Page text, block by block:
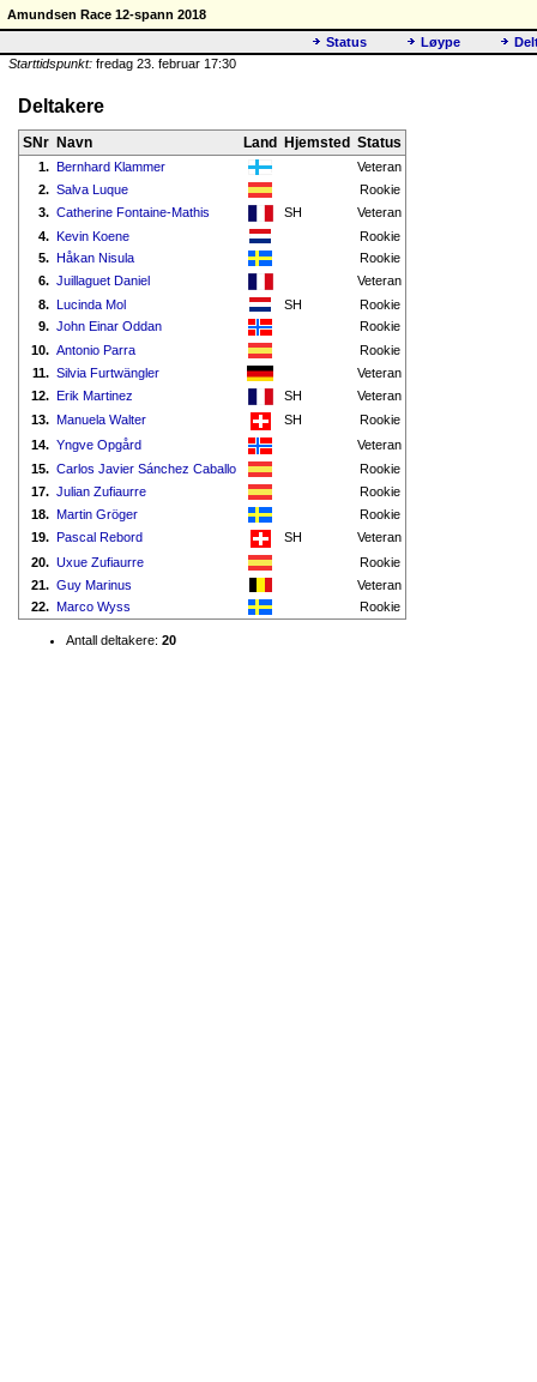
Amundsen Race 12-spann 2018
Status
Løype
Starttidspunkt: fredag 23. februar 17:30
Deltakere
SNr Navn Land Hjemsted Status
1. Bernhard Klammer
Veteran
2. Salva Luque
Rookie
3. Catherine Fontaine-Mathis SH
Veteran
4. Kevin Koene
Rookie
5. Håkan Nisula
Rookie
6. Juillaguet Daniel
Veteran
8. Lucinda Mol SH
Rookie
9. John Einar Oddan
Rookie
10. Antonio Parra
Rookie
11. Silvia Furtwängler
Veteran
12. Erik Martinez SH
Veteran
13. Manuela Walter SH
Rookie
14. Yngve Opgård
Veteran
15. Carlos Javier Sánchez Caballo
Rookie
17. Julian Zufiaurre
Rookie
18. Martin Gröger
Rookie
19. Pascal Rebord SH
Veteran
20. Uxue Zufiaurre
Rookie
21. Guy Marinus
Veteran
22. Marco Wyss Rookie
Antall deltakere: 20